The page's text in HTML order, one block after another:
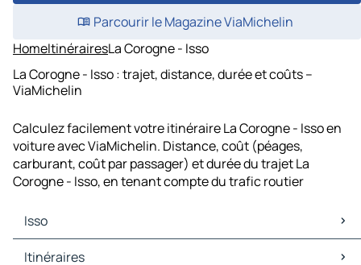
Parcourir le Magazine ViaMichelin
HomeItinérairesLa Corogne - Isso
La Corogne - Isso : trajet, distance, durée et coûts –
ViaMichelin
Calculez facilement votre itinéraire La Corogne - Isso en
voiture avec ViaMichelin. Distance, coût (péages,
carburant, coût par passager) et durée du trajet La
Corogne - Isso, en tenant compte du trafic routier
Isso
Isso Cartes et plans
Itinéraires